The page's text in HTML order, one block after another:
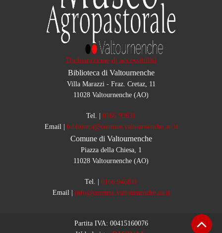
Biblioteca di Valtournenche
Villa Marazzi - Fraz. Cretaz, 11
11028 Valtournenche (AO)
Tel.
0166.92631
Email| biblioteca@comune.valtournenche.ao.it
Dichiarazione di accessibilità
Comune di Valtournenche
Piazza della Chiesa, 1
11028 Valtournenche (AO)
Tel.
0166.946811
Email| info@comune.valtournenche.ao.it
Partita IVA: 00415160076